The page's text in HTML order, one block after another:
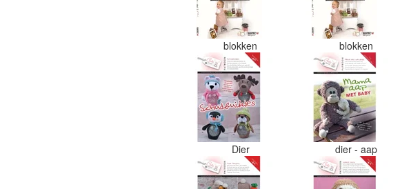
blokken blokken
Dier dier - aap